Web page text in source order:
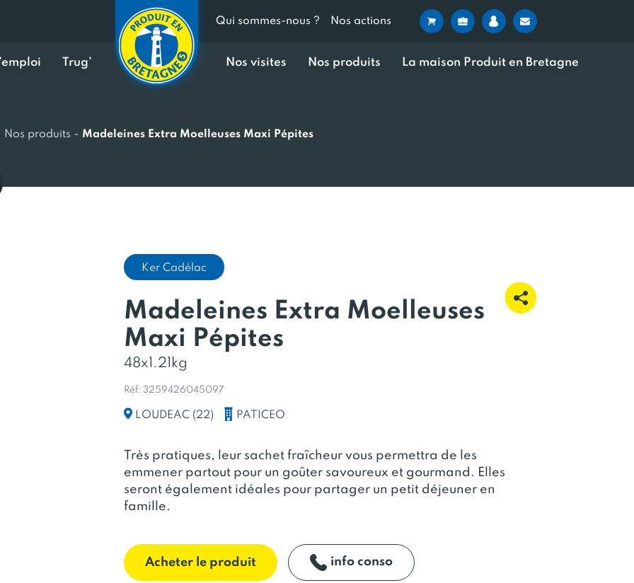
Qui sommes-nous ? Nos actions
Trug’ Nos visites Nos produits La maison Produit en Bretagne
Nos produits - Madeleines Extra Moelleuses Maxi Pépites
Ker Cadélac
Madeleines Extra Moelleuses
Maxi Pépites
48x1.21kg
Réf: 3259426045097
LOUDEAC (22) PATICEO
Très pratiques, leur sachet fraîcheur vous permettra de les
emmener partout pour un goûter savoureux et gourmand. Elles
seront également idéales pour partager un petit déjeuner en
famille.
Acheter le produit info conso